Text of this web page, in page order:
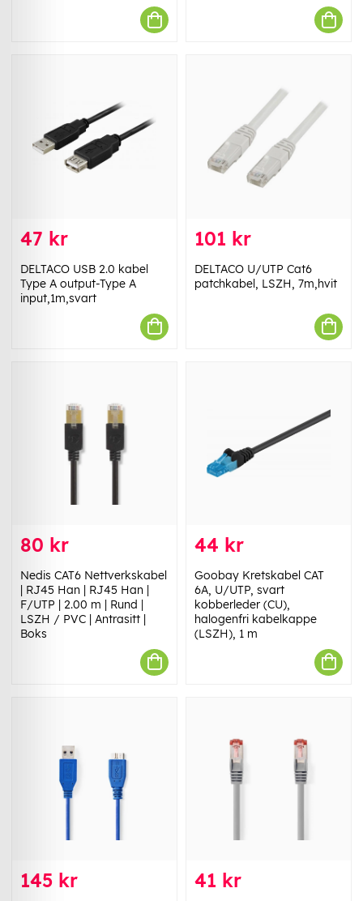
47 kr
DELTACO USB 2.0 kabel
Type A output-Type A
input,1m,svart
101 kr
DELTACO U/UTP Cat6
patchkabel, LSZH, 7m,hvit
80 kr
Nedis CAT6 Nettverkskabel
| RJ45 Han | RJ45 Han |
F/UTP | 2.00 m | Rund |
LSZH / PVC | Antrasitt |
Boks
44 kr
Goobay Kretskabel CAT
6A, U/UTP, svart
kobberleder (CU),
halogenfri kabelkappe
(LSZH), 1 m
145 kr 41 kr